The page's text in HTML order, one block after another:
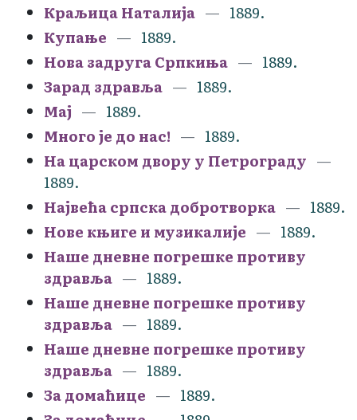
Краљица Наталија
1889.
Купање
1889.
Нова задруга Српкиња
1889.
Зарад здравља
1889.
Мај
1889.
Много је до нас!
1889.
На царском двору у Петрограду
1889.
Највећа српска добротворка
1889.
Нове књиге и музикалије
1889.
Наше дневне погрешке противу
здравља
1889.
Наше дневне погрешке противу
здравља
1889.
Наше дневне погрешке противу
здравља
1889.
За домаћице
1889.